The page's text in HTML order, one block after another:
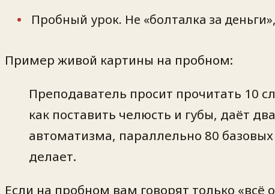
Пробный урок. Не «болталка за
Пример живой картины на пробном:
Преподаватель просит прочитать 10
как поставить челюсть и губы, даёт
автоматизма, параллельно 80
делает.
Если на пробном вам говорят только